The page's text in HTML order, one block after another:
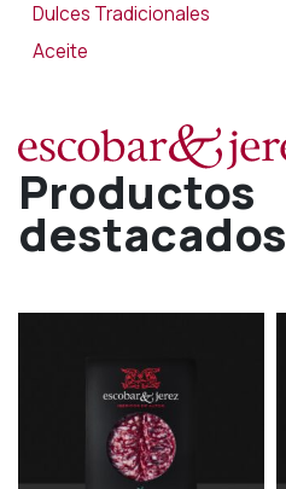
Dulces Tradicionales
Aceite
Productos
destacados